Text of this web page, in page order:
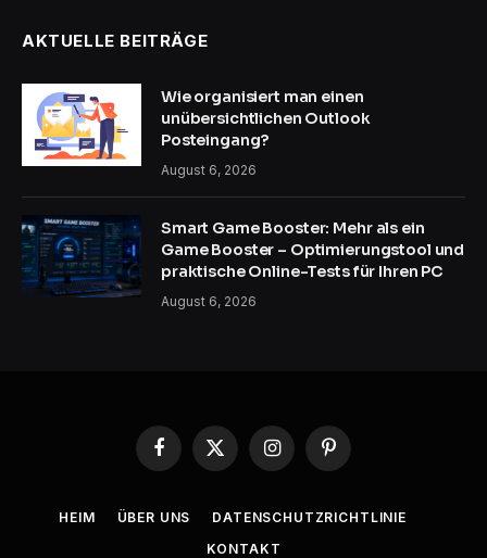
AKTUELLE BEITRÄGE
Wie organisiert man einen
unübersichtlichen Outlook
Posteingang?
August 6, 2026
Smart Game Booster: Mehr als ein
Game Booster – Optimierungstool und
praktische Online-Tests für Ihren PC
August 6, 2026
Facebook
X
InstagramPinterest
HEIM ÜBER UNS
DATENSCHUTZRICHTLINIE
KONTAKT